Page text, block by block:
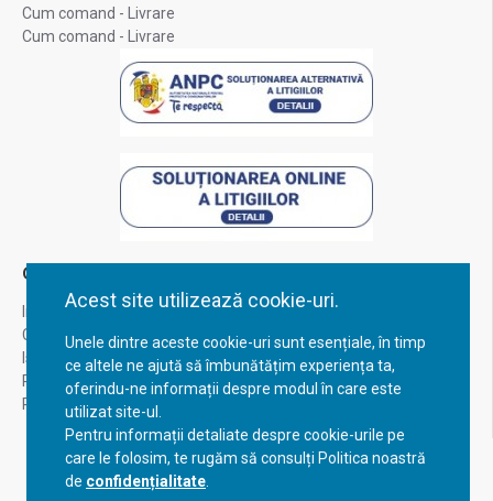
Acest site utilizează cookie-uri.
Unele dintre aceste cookie-uri sunt esențiale, în timp
ce altele ne ajută să îmbunătățim experiența ta,
oferindu-ne informații despre modul în care este
utilizat site-ul.
Pentru informații detaliate despre cookie-urile pe
care le folosim, te rugăm să consulți Politica noastră
de confidențialitate
Cum comand - Livrare
Cum comand - Livrare
Contul Meu
Inregistrare
Contul meu
Istoric comenzi
Recuperare parola
Returnare produs